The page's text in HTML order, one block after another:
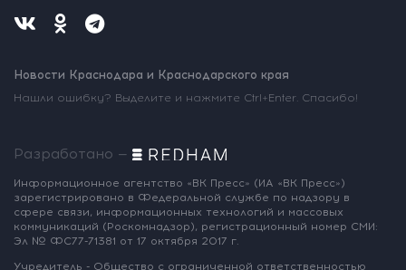
Новости Краснодара и Краснодарского края
Нашли ошибку? Выделите и нажмите Ctrl+Enter. Спасибо!
Разработано —
Информационное агентство «ВК Пресс» (ИА «ВК Пресс»)
зарегистрировано в Федеральной службе по надзору в
сфере связи, информационных технологий и массовых
коммуникаций (Роскомнадзор), регистрационный номер СМИ:
Эл № ФС77-71381 от 17 октября 2017 г.
Учредитель - Общество с ограниченной ответственностью